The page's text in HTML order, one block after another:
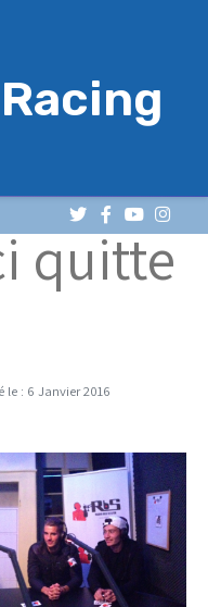
quitte
le : 6 Janvier 2016